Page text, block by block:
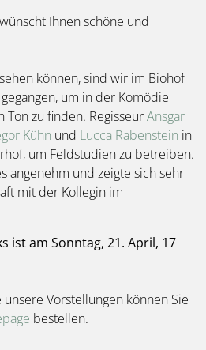
Ihnen schöne und
können, sind wir im Biohof
um in der Komödie
Ton zu finden. RegisseurAnsgar
Kühn und Lucca Rabenstein in
um Feldstudien zu betreiben.
angenehm und zeigte sich sehr
mit der Kollegin im
ist am Sonntag, 21. April, 17
Vorstellungen können Sie
bestellen.